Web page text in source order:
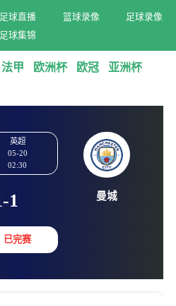
足球直播 篮球录像
足球录像
足球集锦
法甲 欧洲杯 欧冠
亚洲杯
英超
1-1